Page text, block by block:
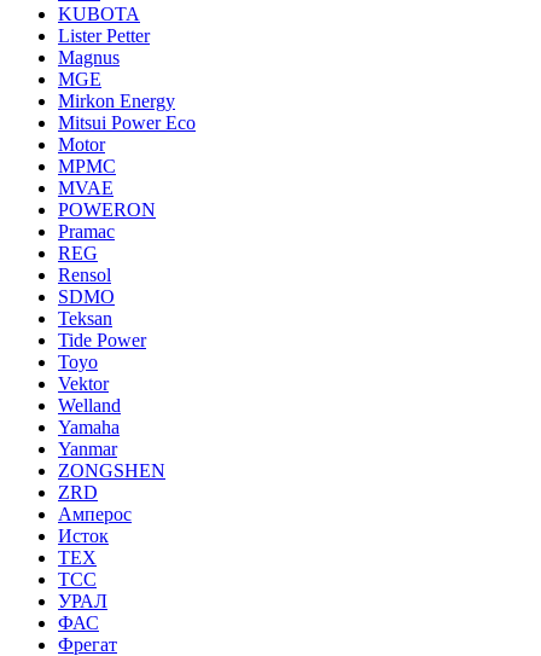
KUBOTA
Lister Petter
Magnus
MGE
Mirkon Energy
Mitsui Power Eco
Motor
MPMC
MVAE
POWERON
Pramac
REG
Rensol
SDMO
Teksan
Tide Power
Toyo
Vektor
Welland
Yamaha
Yanmar
ZONGSHEN
ZRD
Амперос
Исток
ТЕХ
ТСС
УРАЛ
ФАС
Фрегат